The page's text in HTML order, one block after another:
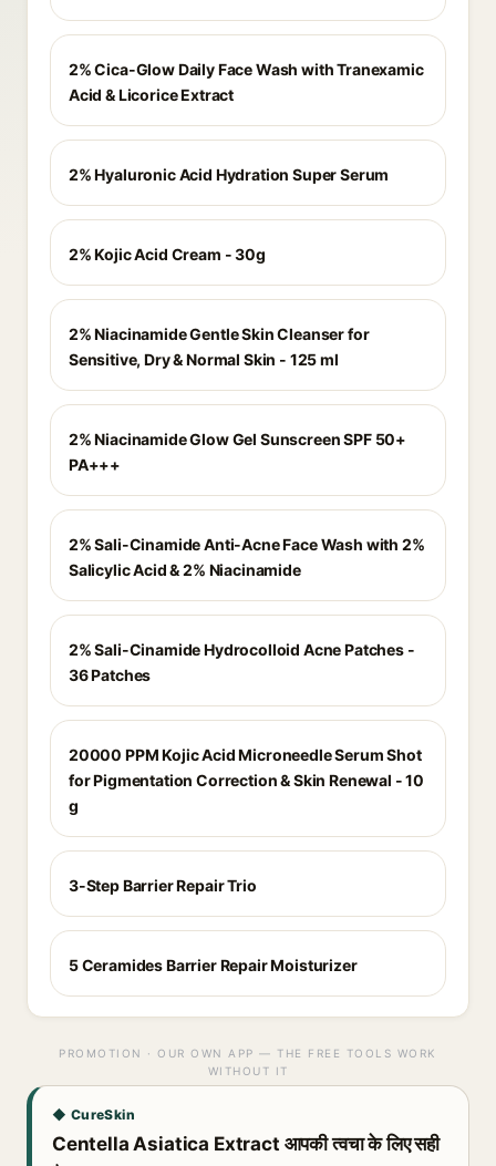
2% Cica-Glow Daily Face Wash with Tranexamic
Acid & Licorice Extract
2% Hyaluronic Acid Hydration Super Serum
2% Kojic Acid Cream - 30g
2% Niacinamide Gentle Skin Cleanser for
Sensitive, Dry & Normal Skin - 125 ml
2% Niacinamide Glow Gel Sunscreen SPF 50+
PA+++
2% Sali-Cinamide Anti-Acne Face Wash with 2%
Salicylic Acid & 2% Niacinamide
2% Sali-Cinamide Hydrocolloid Acne Patches -
36 Patches
20000 PPM Kojic Acid Microneedle Serum Shot
for Pigmentation Correction & Skin Renewal - 10
g
3-Step Barrier Repair Trio
5 Ceramides Barrier Repair Moisturizer
PROMOTION · OUR OWN APP — THE FREE TOOLS WORK
WITHOUT IT
◆ CureSkin
Centella Asiatica Extract आपकी त्वचा के लिए सही